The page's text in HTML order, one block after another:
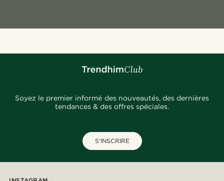
Soyez le premier informé des nouveautés, des dernières
tendances & des offres spéciales.
S'INSCRIRE